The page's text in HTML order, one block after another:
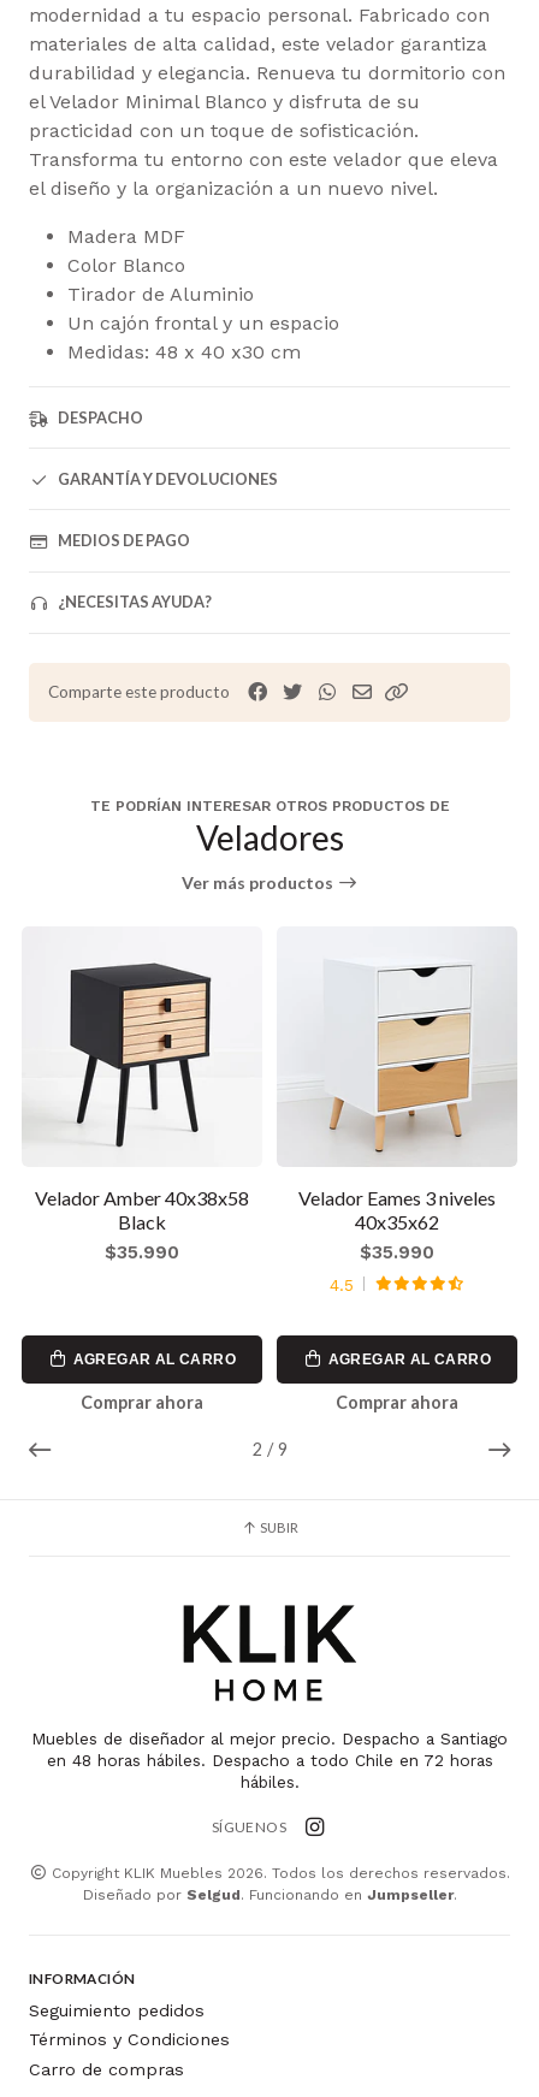
modernidad a tu espacio personal. Fabricado con
materiales de alta calidad, este velador garantiza
durabilidad y elegancia. Renueva tu dormitorio con
el Velador Minimal Blanco y disfruta de su
practicidad con un toque de sofisticación.
Transforma tu entorno con este velador que eleva
el diseño y la organización a un nuevo nivel.
Madera MDF
Color Blanco
Tirador de Aluminio
Un cajón frontal y un espacio
Medidas: 48 x 40 x30 cm
DESPACHO
GARANTÍA Y DEVOLUCIONES
MEDIOS DE PAGO
¿NECESITAS AYUDA?
Comparte este producto
TE PODRÍAN INTERESAR OTROS PRODUCTOS DE
Veladores
Ver más productos
2 / 9
Velador Amber 40x38x58
Black
$35.990
AGREGAR AL CARRO
Comprar ahora
Velador Eames 3 niveles
40x35x62
$35.990
4.5
AGREGAR AL CARRO
Comprar ahora
SUBIR
Muebles de diseñador al mejor precio. Despacho a Santiago
en 48 horas hábiles. Despacho a todo Chile en 72 horas
hábiles.
SÍGUENOS
Copyright KLIK Muebles 2026. Todos los derechos reservados.
Diseñado por Selgud. Funcionando en Jumpseller.
INFORMACIÓN
Seguimiento pedidos
Términos y Condiciones
Carro de compras